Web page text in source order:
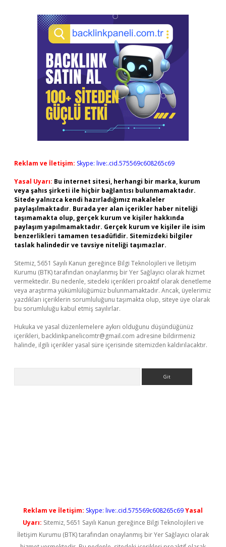
Reklam ve İletişim: Skype: live:.cid.575569c608265c69
Yasal Uyarı: Bu internet sitesi, herhangi bir marka, kurum
veya şahıs şirketi ile hiçbir bağlantısı bulunmamaktadır.
Sitede yalnızca kendi hazırladığımız makaleler
paylaşılmaktadır. Burada yer alan içerikler haber niteliği
taşımamakta olup, gerçek kurum ve kişiler hakkında
paylaşım yapılmamaktadır. Gerçek kurum ve kişiler ile isim
benzerlikleri tamamen tesadüfidir. Sitemizdeki bilgiler
taslak halindedir ve tavsiye niteliği taşımazlar.
Sitemiz, 5651 Sayılı Kanun gereğince Bilgi Teknolojileri ve İletişim
Kurumu (BTK) tarafından onaylanmış bir Yer Sağlayıcı olarak hizmet
vermektedir. Bu nedenle, sitedeki içerikleri proaktif olarak denetleme
veya araştırma yükümlülüğümüz bulunmamaktadır. Ancak, üyelerimiz
yazdıkları içeriklerin sorumluluğunu taşımakta olup, siteye üye olarak
bu sorumluluğu kabul etmiş sayılırlar.
Hukuka ve yasal düzenlemelere aykırı olduğunu düşündüğünüz
içerikleri, backlinkpanelicomtr@gmail.com adresine bildirmeniz
halinde, ilgili içerikler yasal süre içerisinde sitemizden kaldırılacaktır.
Reklam ve İletişim: Skype: live:.cid.575569c608265c69Yasal
Uyarı: Sitemiz, 5651 Sayılı Kanun gereğince Bilgi Teknolojileri ve
İletişim Kurumu (BTK) tarafından onaylanmış bir Yer Sağlayıcı olarak